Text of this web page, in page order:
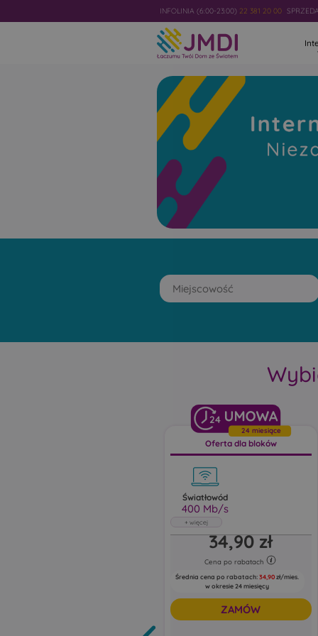
INFOLINIA (6:00-23:00) 22 381 20 00
Internet
Niezawodny i najszybszy
24
24 miesiące
Oferta dla bloków
Światłowód
400 Mb/s
400 Mb/s
Pobieraj do: 400 Mb/s
Wysyłaj do: 100 Mb/s
34,90 zł
Abonament uwzględnia rabat 5 zł za e-
fakturę oraz 5 zł za zgody marketingowe
Cena po rabatach
Średnia cena po rabatach:34,90zł/mies.
w okresie 24 miesięcy
ZAMÓW